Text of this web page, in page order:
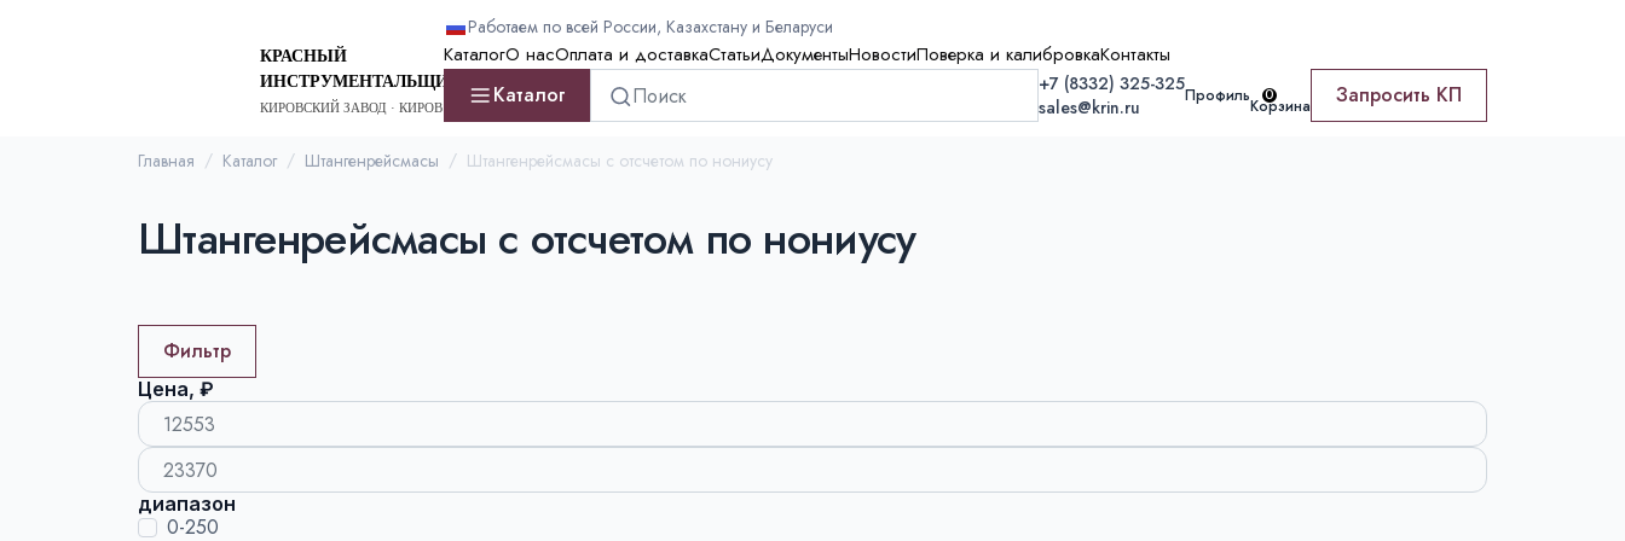
КРАСНЫЙ
ИНСТРУМЕНТАЛЬЩИК
КИРОВСКИЙ ЗАВОД · КИРОВ
КаталогО насОплата и доставкаCтатьиДокументыНовостиПоверка и калибровкаКонтакты
Работаем по всей России, Казахстану и Беларуси
Каталог
+7 (8332) 325-325
sales@krin.ru
Профиль 0
Корзина Запросить КП
Главная Каталог Штангенрейсмасы Штангенрейсмасы с отсчетом по нониусу
Штангенрейсмасы с отсчетом по нониусу
Фильтр
Цена, ₽
диапазон
0-250